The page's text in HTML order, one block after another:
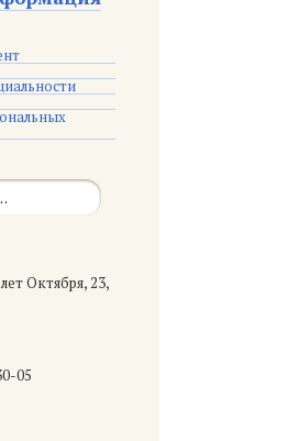
Октября, 23,
05